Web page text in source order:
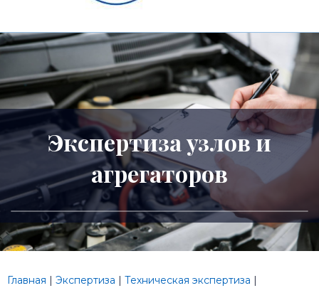
Экспертиза узлов и
агрегаторов
Главная | Экспертиза | Техническая экспертиза |